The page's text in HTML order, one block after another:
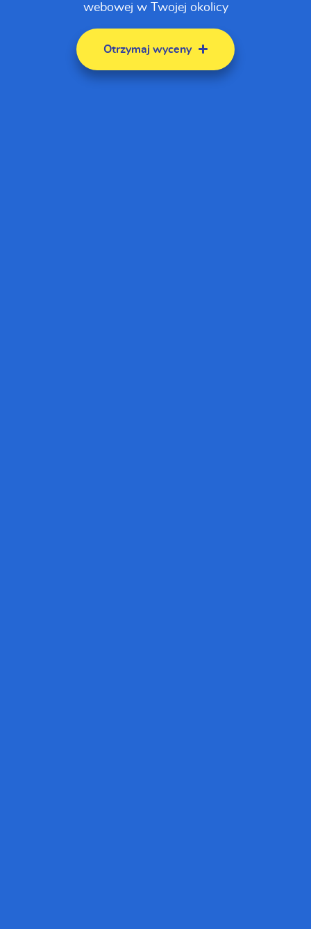
webowej w Twojej okolicy
Otrzymaj wyceny